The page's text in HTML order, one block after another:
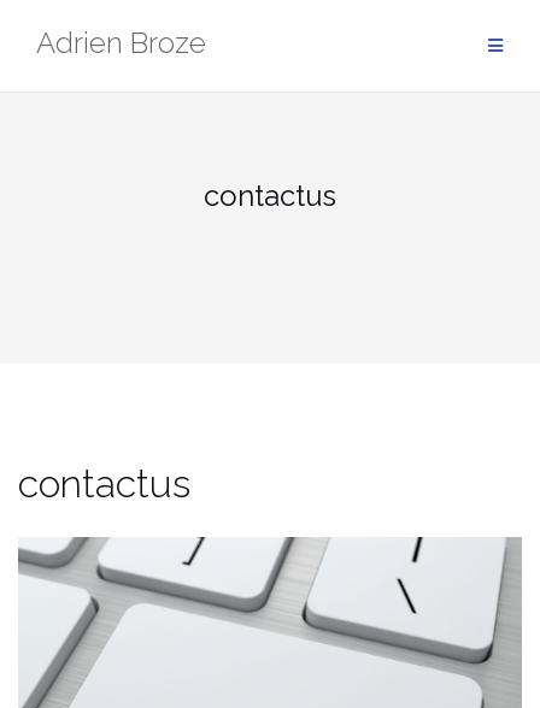
Adrien Broze
contactus
contactus